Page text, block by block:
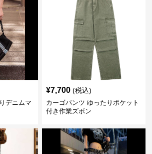
デニムマ
¥7,700 (税込)
カーゴパンツ ゆったりポケット
付き作業ズボン